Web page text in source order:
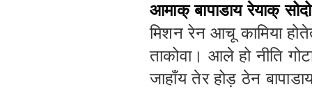
आमाक् बापाडाय रेयाक्
मिशन रेन आचू कामिया
ताकोवा। आले हो नीति
जाहाँय तेर होड़ ठेन